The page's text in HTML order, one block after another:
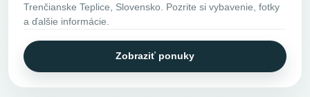
Trenčianske Teplice, Slovensko. Pozrite si vybavenie, fotky
a ďalšie informácie.
Zobraziť ponuky